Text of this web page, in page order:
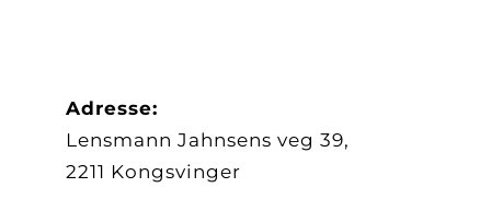
Adresse:
Lensmann Jahnsens veg 39,
2211 Kongsvinger